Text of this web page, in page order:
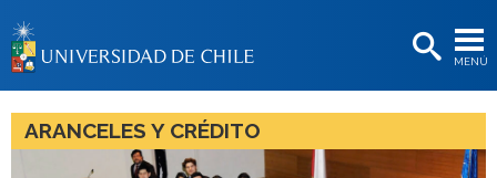
MENÚ
BIBLIOTECAS
LA UNIVERSIDAD
ARANCELES Y CRÉDITO